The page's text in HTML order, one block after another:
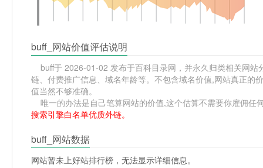
buff_网站价值评估说明
buff于 2026-01-02 发布于百科目录网，并永久归类相关网站
链、付费推广信息、域名年龄等。不包含域名价值,网站真正的
值当然不够准确。
唯一的办法是自己笔算网站的价值,这个估算不需要你雇佣任
搜索引擎白名单优质外链。
buff_网站数据
网站暂未上好站排行榜，无法显示详细信息。